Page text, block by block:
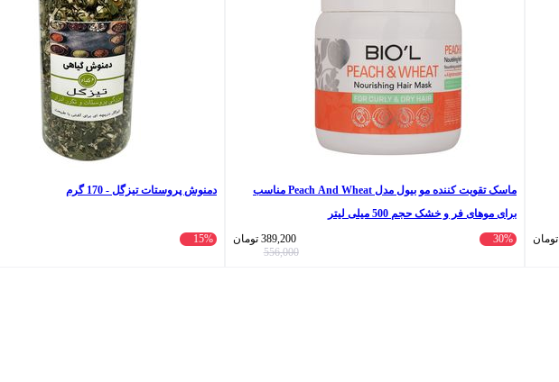
تومان
ماسک تقویت کننده مو بیول مدل Peach And Wheat مناسب
برای موهای فر و خشک حجم 500 میلی لیتر
30%
389,200 تومان
556,000
دمنوش پروستات تیزگل - 170 گرم
15%